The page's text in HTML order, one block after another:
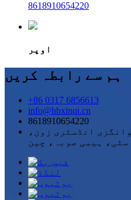
8618910654220
اوپر
ہم سے رابطہ کریں
+86 0317 6856613
info@hbxinqi.cn
8618910654220
انڈسٹری زون،
ہیبی صوبہ، چین